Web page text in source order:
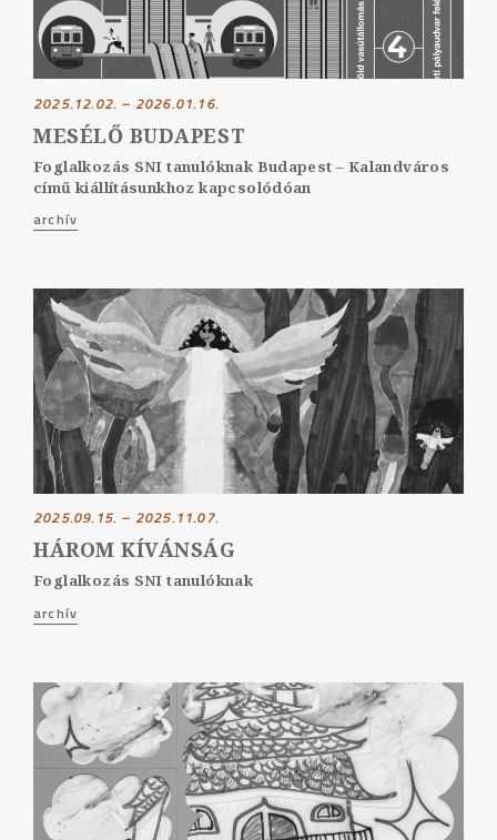
2025.12.02. – 2026.01.16.
MESÉLŐ BUDAPEST
Foglalkozás SNI tanulóknak Budapest – Kalandváros
című kiállításunkhoz kapcsolódóan
archív
2025.09.15. – 2025.11.07.
HÁROM KÍVÁNSÁG
Foglalkozás SNI tanulóknak
archív